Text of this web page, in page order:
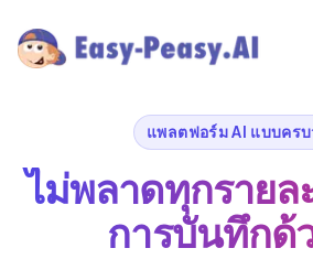
แพลตฟอร์ม AI แบบครบ
ไม่พลาดทุกรายล
การบันทึกด้